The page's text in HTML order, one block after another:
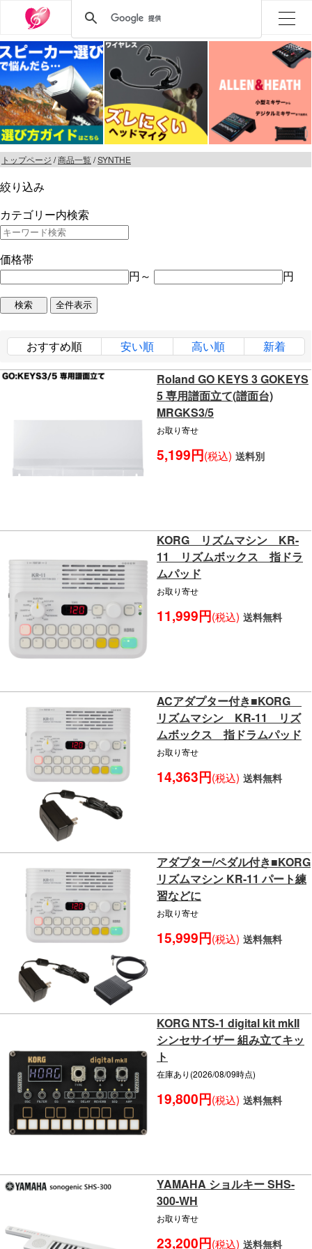
トップページ /商品一覧/SYNTHE
絞り込み
カテゴリー内検索
価格帯
円～
円
おすすめ順 安い順 高い順 新着
Roland GO KEYS 3 GOKEYS
5 専用譜面立て(譜面台)
MRGKS3/5
お取り寄せ
5,199円(税込) 送料別
KORG リズムマシン KR-
11 リズムボックス 指ドラ
ムパッド
お取り寄せ
11,999円(税込) 送料無料
ACアダプター付き■KORG
リズムマシン KR-11 リズ
ムボックス 指ドラムパッド
お取り寄せ
14,363円(税込) 送料無料
アダプター/ペダル付き■KORG
リズムマシン KR-11 パート練
習などに
お取り寄せ
15,999円(税込) 送料無料
KORG NTS-1 digital kit mkII
シンセサイザー 組み立てキッ
ト
在庫あり(2026/08/09時点)
19,800円(税込) 送料無料
YAMAHA ショルキー SHS-
300-WH
お取り寄せ
23,200円(税込) 送料無料